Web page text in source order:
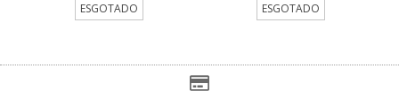
ESGOTADO
ESGOTADO